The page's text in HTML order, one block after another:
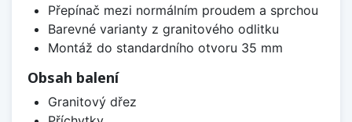
Přepínač mezi normálním proudem a sprchou
Barevné varianty z granitového odlitku
Montáž do standardního otvoru 35 mm
Obsah balení
Granitový dřez